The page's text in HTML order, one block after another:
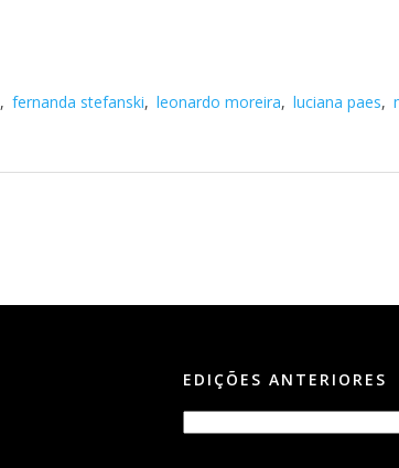
, fernanda stefanski, leonardo moreira, luciana paes,
EDIÇÕES ANTERIORES